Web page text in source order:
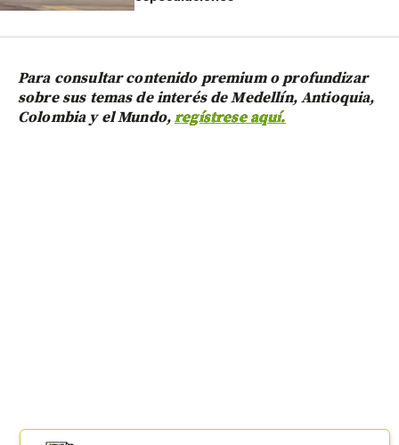
Para consultar contenido premium o profundizar
sobre sus temas de interés de Medellín, Antioquia,
Colombia y el Mundo,regístrese aquí.